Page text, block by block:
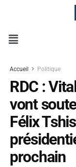
Accueil Politique
RDC :
vont
Félix
prochain